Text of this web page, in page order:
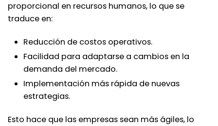
proporcional en recursos humanos, lo que se
traduce en:
Reducción de costos operativos.
Facilidad para adaptarse a cambios en la
demanda del mercado.
Implementación más rápida de nuevas
estrategias.
Esto hace que las empresas sean más ágiles, lo